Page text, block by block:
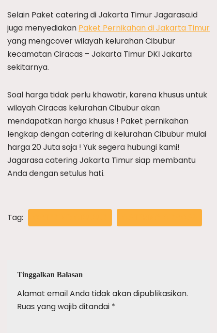
Selain Paket catering di Jakarta Timur Jagarasa.id
juga menyediakan Paket Pernikahan di Jakarta Timur
yang mengcover wilayah kelurahan Cibubur
kecamatan Ciracas – Jakarta Timur DKI Jakarta
sekitarnya.
Soal harga tidak perlu khawatir, karena khusus untuk
wilayah Ciracas kelurahan Cibubur akan
mendapatkan harga khusus ! Paket pernikahan
lengkap dengan catering di kelurahan Cibubur mulai
harga 20 Juta saja ! Yuk segera hubungi kami!
Jagarasa catering Jakarta Timur siap membantu
Anda dengan setulus hati.
Tag:
Tinggalkan Balasan
Alamat email Anda tidak akan dipublikasikan.
Ruas yang wajib ditandai *